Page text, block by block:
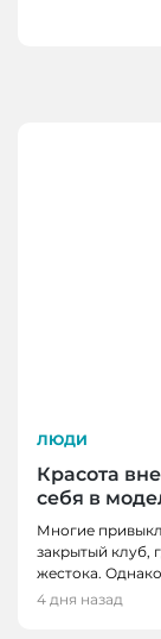
ЛЮДИ
Красота
себя в
Многие
закрытый клуб,
жестока.
4 дня назад